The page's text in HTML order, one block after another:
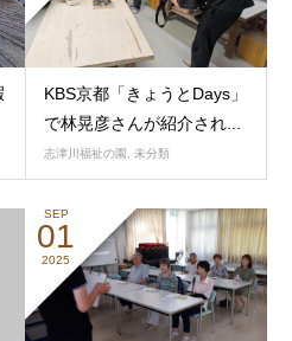
KBS京都「きょうとDays」
で林晃彦さんが紹介され...
志津川福祉の園 未分類
SEP
01
2025